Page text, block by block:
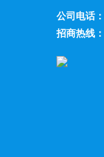
公司电话：
招商热线：